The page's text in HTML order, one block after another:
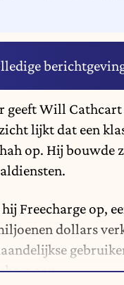
geeft Will
lijkt dat een
op. Hij bouwde
Freecharge op,
dollars
aan.